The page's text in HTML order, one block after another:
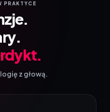
PRAKTYCE
z głową.